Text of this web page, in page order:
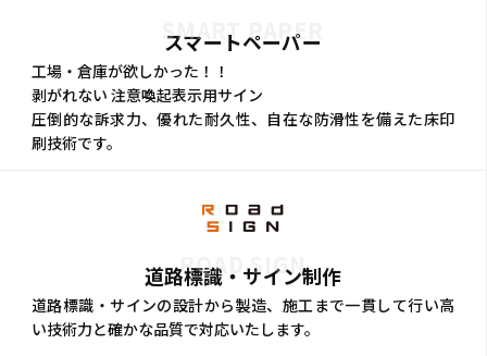
SMART PAPER
スマートペーパー
工場・倉庫が欲しかった！！
剥がれない 注意喚起表示用サイン
圧倒的な訴求力、優れた耐久性、自在な防滑性を備えた床印
刷技術です。
ROAD SIGN
道路標識・サイン制作
道路標識・サインの設計から製造、施工まで一貫して行い高
い技術力と確かな品質で対応いたします。